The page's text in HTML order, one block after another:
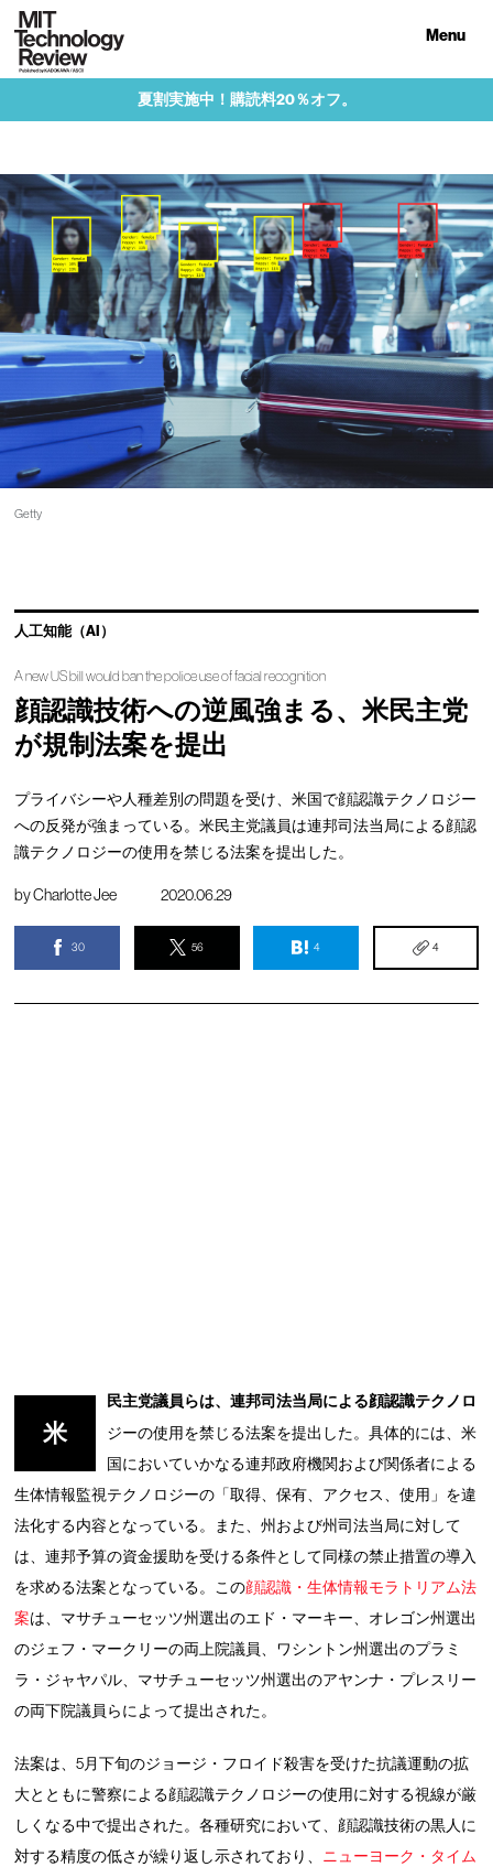
Menu
夏割実施中！購読料20％オフ。
Getty
人工知能（AI）
A new US bill would ban the police use of facial recognition
顔認識技術への逆風強まる、米民主党
が規制法案を提出
プライバシーや人種差別の問題を受け、米国で顔認識テクノロジー
への反発が強まっている。米民主党議員は連邦司法当局による顔認
識テクノロジーの使用を禁じる法案を提出した。
byCharlotte Jee 2020.06.29
30 56 4 4
米
民主党議員らは、連邦司法当局による顔認識テクノロ
ジーの使用を禁じる法案を提出した。具体的には、米
国においていかなる連邦政府機関および関係者による
生体情報監視テクノロジーの「取得、保有、アクセス、使用」を違
法化する内容となっている。また、州および州司法当局に対して
は、連邦予算の資金援助を受ける条件として同様の禁止措置の導入
を求める法案となっている。この顔認識・生体情報モラトリアム法
案は、マサチューセッツ州選出のエド・マーキー、オレゴン州選出
のジェフ・マークリーの両上院議員、ワシントン州選出のプラミ
ラ・ジャヤパル、マサチューセッツ州選出のアヤンナ・プレスリー
の両下院議員らによって提出された。
法案は、5月下旬のジョージ・フロイド殺害を受けた抗議運動の拡
大とともに警察による顔認識テクノロジーの使用に対する視線が厳
しくなる中で提出された。各種研究において、顔認識技術の黒人に
対する精度の低さが繰り返し示されており、 ニューヨーク・タイム